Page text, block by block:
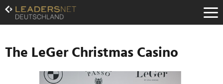
Zum
Inhalt
Zur
Navigation
Zur
Hauptnavigation
The LeGer Christmas Casino